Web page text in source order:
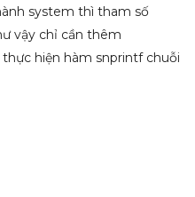
system thì tham số
vậy chỉ cần thêm
hiện hàm snprintf chuỗi